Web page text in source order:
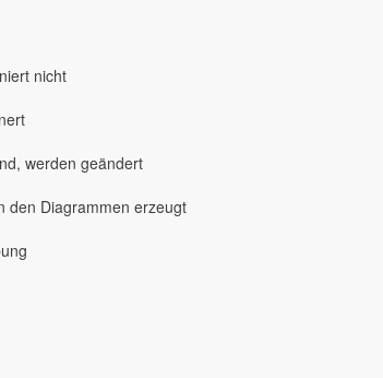
nicht
werden geändert
den Diagrammen erzeugt